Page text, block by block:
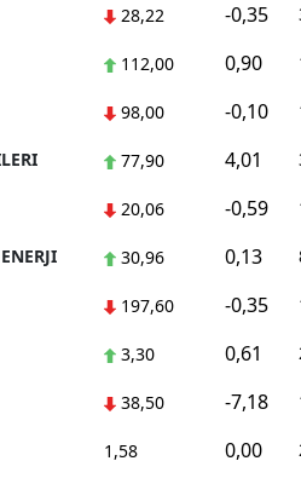
28,22 -0,35
112,00 0,90
98,00 -0,10
77,90 4,01
20,06 -0,59
30,96 0,13
197,60 -0,35
3,30 0,61
38,50 -7,18
1,58 0,00